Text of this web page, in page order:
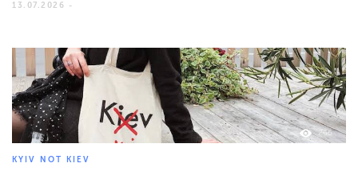
13.07.2026 -
266
KYIV NOT KIEV